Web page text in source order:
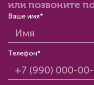
или позвоните
Ваше имя*
Телефон*